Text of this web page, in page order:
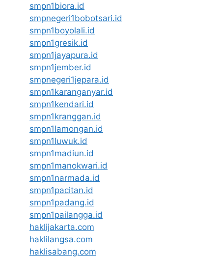
smpn1biora.id
smpnegeri1bobotsari.id
smpn1boyolali.id
smpn1gresik.id
smpn1jayapura.id
smpn1jember.id
smpnegeri1jepara.id
smpn1karanganyar.id
smpn1kendari.id
smpn1kranggan.id
smpn1lamongan.id
smpn1luwuk.id
smpn1madiun.id
smpn1manokwari.id
smpn1narmada.id
smpn1pacitan.id
smpn1padang.id
smpn1pailangga.id
haklijakarta.com
haklilangsa.com
haklisabang.com